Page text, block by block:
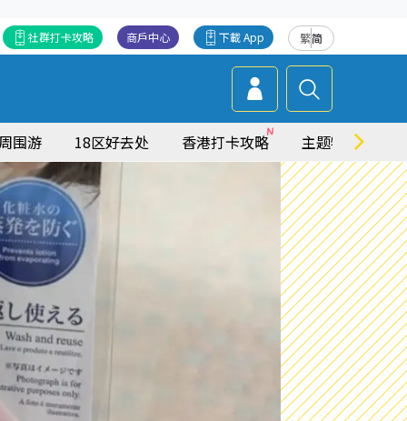
繁简
下載 App
商戶中心
社群打卡攻略
周围游 18区好去处 香港打卡攻略 主题特集